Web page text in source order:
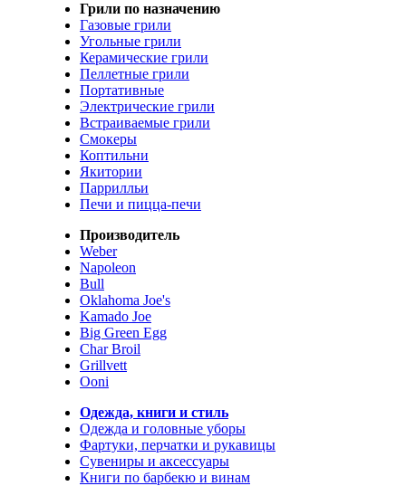
Грили по назначению
Газовые грили
Угольные грили
Керамические грили
Пеллетные грили
Портативные
Электрические грили
Встраиваемые грили
Смокеры
Коптильни
Якитории
Паррилльи
Печи и пицца-печи
Производитель
Weber
Napoleon
Bull
Oklahoma Joe's
Kamado Joe
Big Green Egg
Char Broil
Grillvett
Ooni
Одежда, книги и стиль
Одежда и головные уборы
Фартуки, перчатки и рукавицы
Сувениры и аксессуары
Книги по барбекю и винам